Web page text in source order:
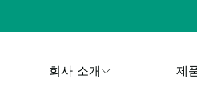
회사 소개 제